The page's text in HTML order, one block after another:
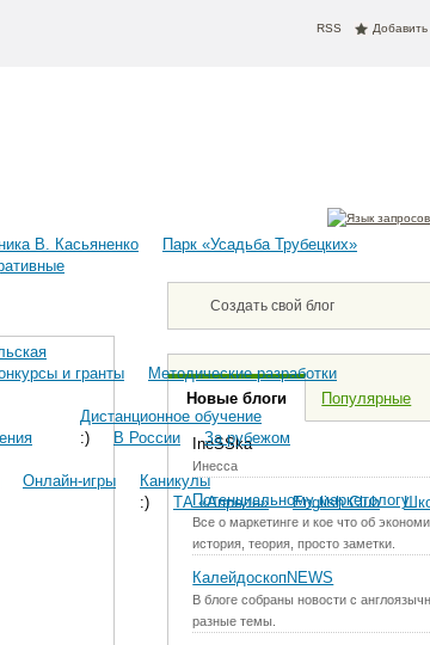
RSS
В. Касьяненко
Парк «Усадьба Трубецких»
и гранты
Методические разработки
Дистанционное обучение
:)
В России
За рубежом
Онлайн-игры
Каникулы
:)
ТА «Апрель» English Club
Создать свой блог
Новые блоги Популярные
IneSSka
Инесса
Потенциальному маркетологу
Все о маркетинге и кое что об
история, теория, просто заметки.
КалейдоскопNEWS
В блоге собраны новости с
разные темы.